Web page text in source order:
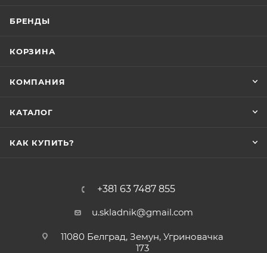
БРЕНДЫ
КОРЗИНА
КОМПАНИЯ
КАТАЛОГ
КАК КУПИТЬ?
+381 63 7487 855
u.skladnik@gmail.com
11080 Белград, Земун, Угриновачка
173